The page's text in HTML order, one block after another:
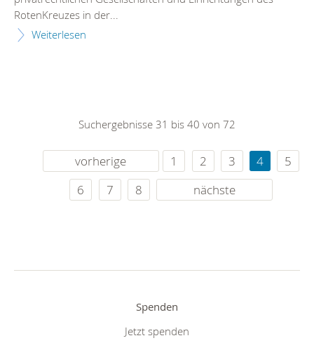
RotenKreuzes in der...
Weiterlesen
Suchergebnisse 31 bis 40 von 72
vorherige 1 2 3 4
5
6
7 8 nächste
Spenden
Jetzt spenden